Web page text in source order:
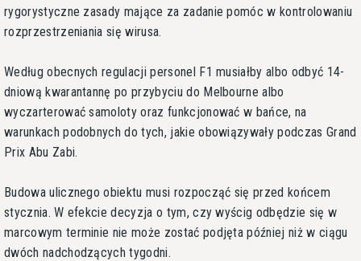
rygorystyczne zasady mające za zadanie pomóc w kontrolowaniu
rozprzestrzeniania się wirusa.
Według obecnych regulacji personel F1 musiałby albo odbyć 14-
dniową kwarantannę po przybyciu do Melbourne albo
wyczarterować samoloty oraz funkcjonować w bańce, na
warunkach podobnych do tych, jakie obowiązywały podczas Grand
Prix Abu Zabi.
Budowa ulicznego obiektu musi rozpocząć się przed końcem
stycznia. W efekcie decyzja o tym, czy wyścig odbędzie się w
marcowym terminie nie może zostać podjęta później niż w ciągu
dwóch nadchodzących tygodni.